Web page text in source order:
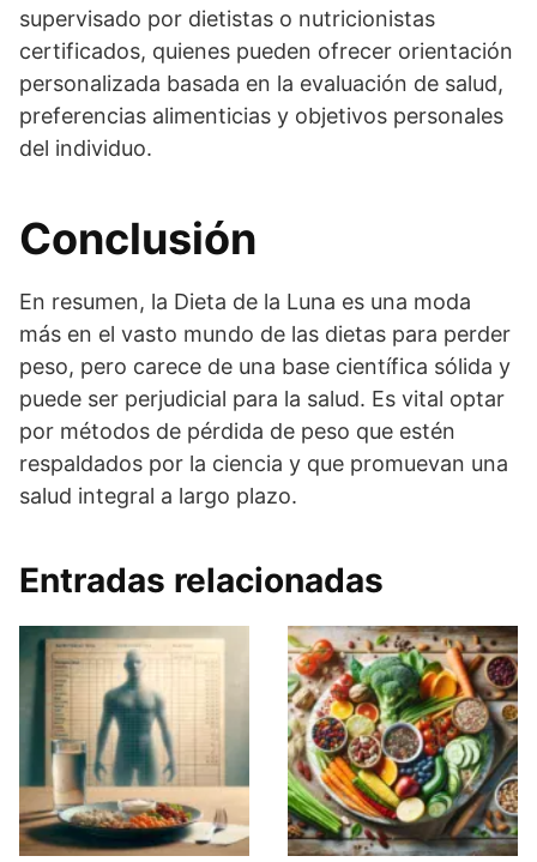
supervisado por dietistas o nutricionistas
certificados, quienes pueden ofrecer orientación
personalizada basada en la evaluación de salud,
preferencias alimenticias y objetivos personales
del individuo.
Conclusión
En resumen, la Dieta de la Luna es una moda
más en el vasto mundo de las dietas para perder
peso, pero carece de una base científica sólida y
puede ser perjudicial para la salud. Es vital optar
por métodos de pérdida de peso que estén
respaldados por la ciencia y que promuevan una
salud integral a largo plazo.
Entradas relacionadas